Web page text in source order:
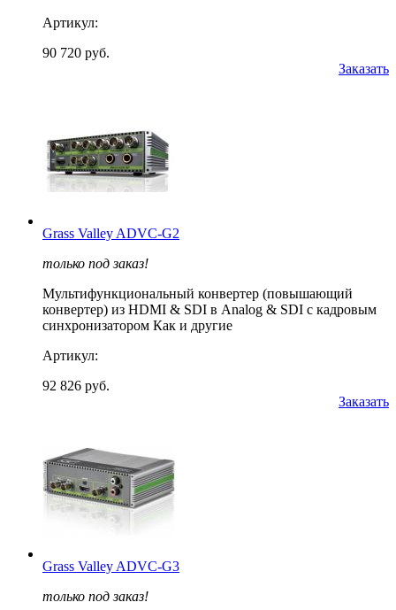
Артикул:
90 720 руб.
Заказать
Grass Valley ADVC-G2
только под заказ!
Мультифункциональный конвертер (повышающий
конвертер) из HDMI & SDI в Analog & SDI с кадровым
синхронизатором Как и другие
Артикул:
92 826 руб.
Заказать
Grass Valley ADVC-G3
только под заказ!